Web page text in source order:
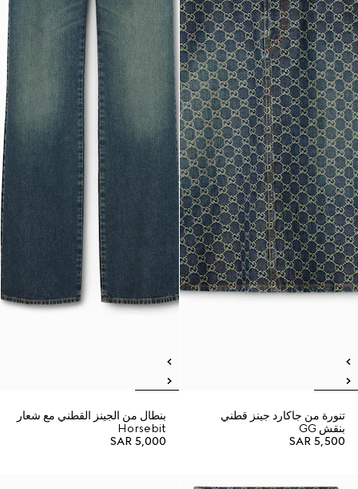
تنورة من جاكارد جينز قطني
بنقش GG
SAR 5,500
بنطال من الجينز القطني مع شعار
Horsebit
SAR 5,000